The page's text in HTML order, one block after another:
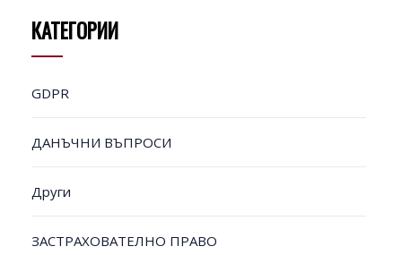
КАТЕГОРИИ
GDPR
ДАНЪЧНИ ВЪПРОСИ
Други
ЗАСТРАХОВАТЕЛНО ПРАВО